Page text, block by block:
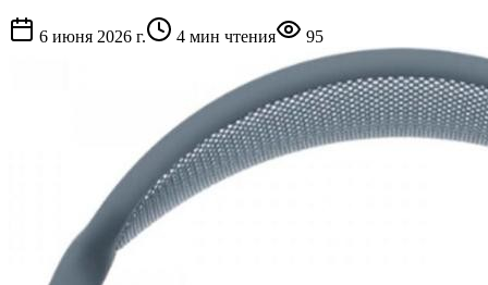
6 июня 2026 г. 4 мин чтения 95